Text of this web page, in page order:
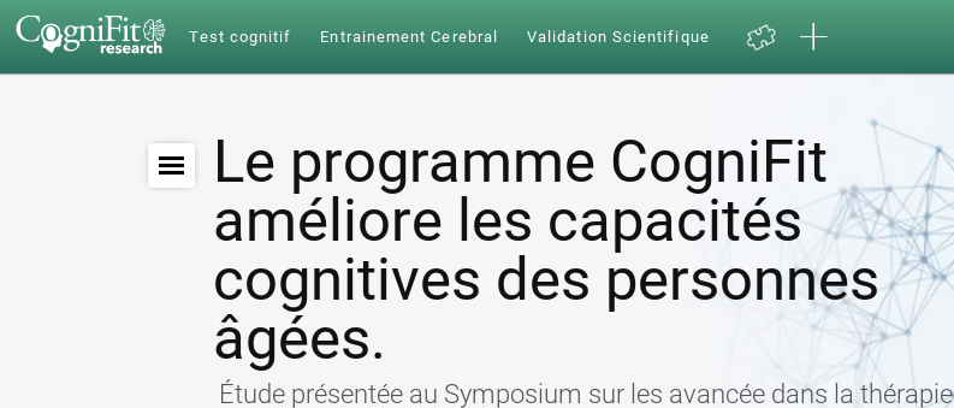
Test cognitif Entrainement Cerebral Validation Scientifique
Le programme CogniFit
améliore les capacités
cognitives des personnes
âgées.
Étude présentée au Symposium sur les avancée dans la thérapie